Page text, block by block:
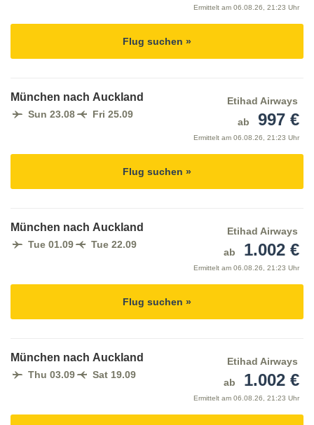
Ermittelt am 06.08.26, 21:23 Uhr
Flug suchen »
München nach Auckland
Sun 23.08 Fri 25.09
Etihad Airways
ab
997 €
Ermittelt am 06.08.26, 21:23 Uhr
Flug suchen »
München nach Auckland
Tue 01.09 Tue 22.09
Etihad Airways
ab
1.002 €
Ermittelt am 06.08.26, 21:23 Uhr
Flug suchen »
München nach Auckland
Thu 03.09 Sat 19.09
Etihad Airways
ab
1.002 €
Ermittelt am 06.08.26, 21:23 Uhr